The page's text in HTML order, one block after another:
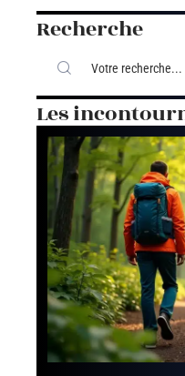
Recherche
Les